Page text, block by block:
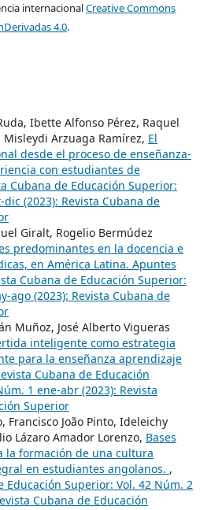
internacionalCreative Commons
4.0.
Ibette Alfonso Pérez, Raquel
Arzuaga Ramírez, El
desde el proceso de enseñanza-
con estudiantes de
Cubana de Educación Superior:
(2023): Revista Cubana de
Giralt, Rogelio Bermúdez
predominantes en la docencia e
en América Latina. Apuntes
Cubana de Educación Superior:
ago (2023): Revista Cubana de
Muñoz, José Alberto Vigueras
inteligente como estrategia
para la enseñanza aprendizaje
Cubana de Educación
1 ene-abr (2023): Revista
Superior
Francisco João Pinto, Ideleichy
Lázaro Amador Lorenzo, Bases
la formación de una cultura
en estudiantes angolanos. ,
Educación Superior: Vol. 42 Núm. 2
Cubana de Educación